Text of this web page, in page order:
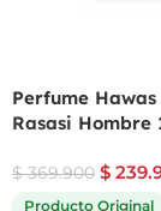
Perfume
Rasasi Hombre
$369.900 $
Producto Original